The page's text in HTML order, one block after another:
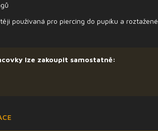
používaná pro piercing do pupíku a roztažené
lze zakoupit samostatně: